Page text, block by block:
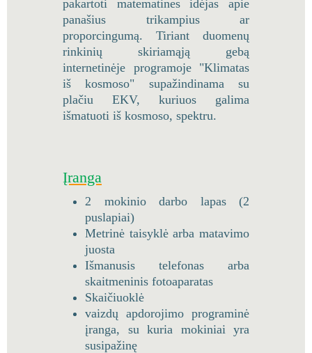
pakartoti matematines idėjas apie
panašius trikampius ar
proporcingumą. Tiriant duomenų
rinkinių skiriamąją gebą
internetinėje programoje "Klimatas
iš kosmoso" supažindinama su
plačiu EKV, kuriuos galima
išmatuoti iš kosmoso, spektru.
Įranga
2 mokinio darbo lapas (2
puslapiai)
Metrinė taisyklė arba matavimo
juosta
Išmanusis telefonas arba
skaitmeninis fotoaparatas
Skaičiuoklė
vaizdų apdorojimo programinė
įranga, su kuria mokiniai yra
susipažinę